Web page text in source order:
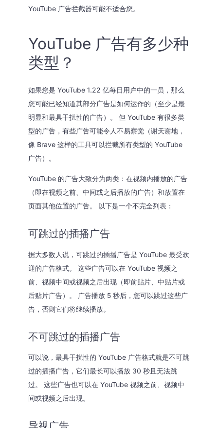
YouTube 广告拦截器可能不适合您。
YouTube 广告有多少种
类型？
如果您是 YouTube 1.22 亿每日用户中的一员，那么
您可能已经知道其部分广告是如何运作的（至少是最
明显和最具干扰性的广告）。 但 YouTube 有很多类
型的广告，有些广告可能令人不易察觉（谢天谢地，
像 Brave 这样的工具可以拦截所有类型的 YouTube
广告）。
YouTube 的广告大致分为两类：在视频内播放的广告
（即在视频之前、中间或之后播放的广告）和放置在
页面其他位置的广告。 以下是一个不完全列表：
可跳过的插播广告
据大多数人说，可跳过的插播广告是 YouTube 最受欢
迎的广告格式。 这些广告可以在 YouTube 视频之
前、视频中间或视频之后出现（即前贴片、中贴片或
后贴片广告）。 广告播放 5 秒后，您可以跳过这些广
告，否则它们将继续播放。
不可跳过的插播广告
可以说，最具干扰性的 YouTube 广告格式就是不可跳
过的插播广告，它们最长可以播放 30 秒且无法跳
过。 这些广告也可以在 YouTube 视频之前、视频中
间或视频之后出现。